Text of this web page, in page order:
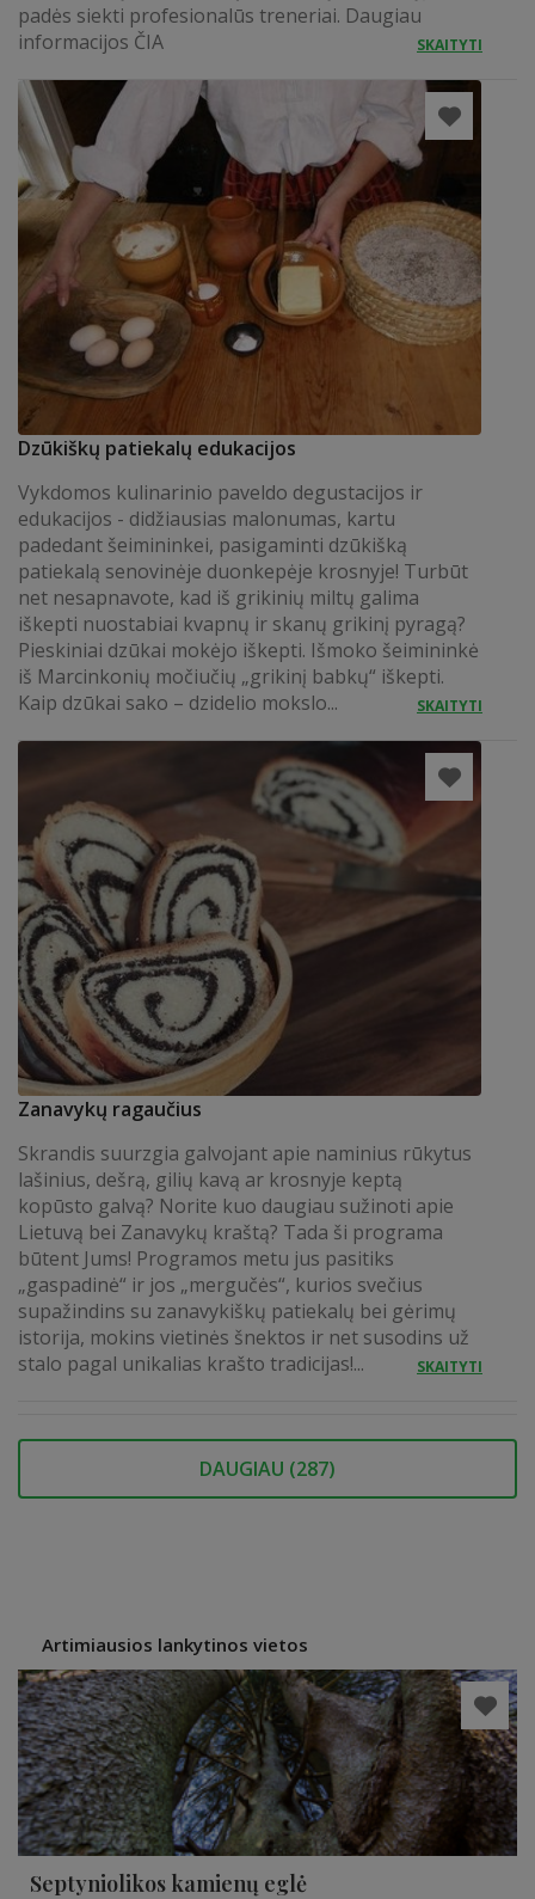
padės siekti profesionalūs treneriai. Daugiau
informacijos ČIA
SKAITYTI
Dzūkiškų patiekalų edukacijos
Vykdomos kulinarinio paveldo degustacijos ir
edukacijos - didžiausias malonumas, kartu
padedant šeimininkei, pasigaminti dzūkišką
patiekalą senovinėje duonkepėje krosnyje! Turbūt
net nesapnavote, kad iš grikinių miltų galima
iškepti nuostabiai kvapnų ir skanų grikinį pyragą?
Pieskiniai dzūkai mokėjo iškepti. Išmoko šeimininkė
iš Marcinkonių močiučių „grikinį babkų“ iškepti.
Kaip dzūkai sako – dzidelio mokslo...
SKAITYTI
Zanavykų ragaučius
Skrandis suurzgia galvojant apie naminius rūkytus
lašinius, dešrą, gilių kavą ar krosnyje keptą
kopūsto galvą? Norite kuo daugiau sužinoti apie
Lietuvą bei Zanavykų kraštą? Tada ši programa
būtent Jums! Programos metu jus pasitiks
„gaspadinė“ ir jos „mergučės“, kurios svečius
supažindins su zanavykiškų patiekalų bei gėrimų
istorija, mokins vietinės šnektos ir net susodins už
stalo pagal unikalias krašto tradicijas!...
SKAITYTI
DAUGIAU (287)
Artimiausios lankytinos vietos
Septyniolikos kamienų eglė